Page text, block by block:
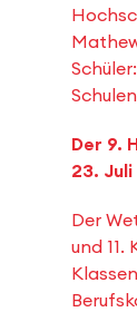
Der 9.
23.
Der
und 11.